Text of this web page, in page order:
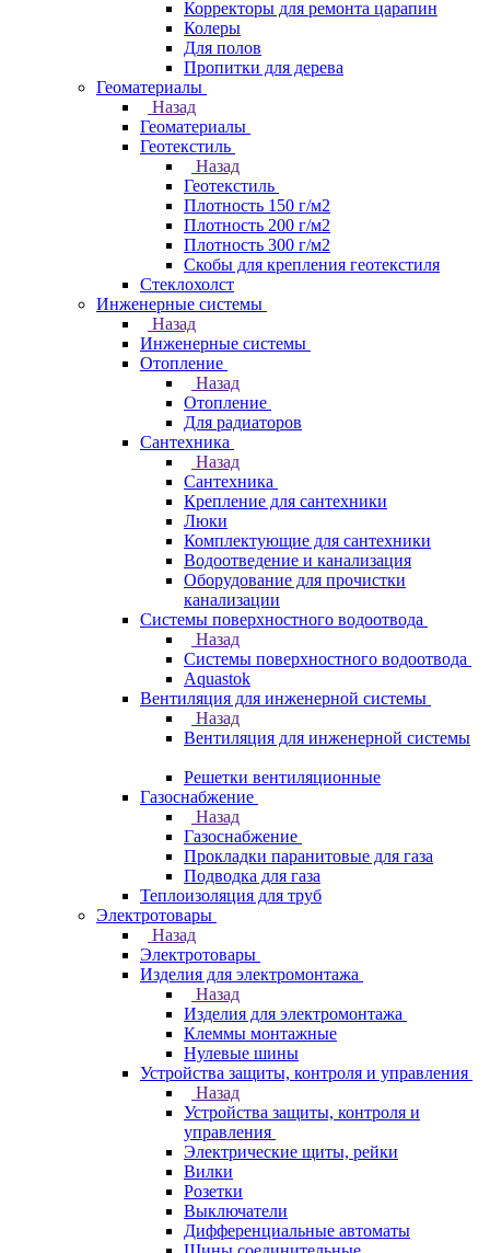
Корректоры для ремонта царапин
Колеры
Для полов
Пропитки для дерева
Геоматериалы
Назад
Геоматериалы
Геотекстиль
Назад
Геотекстиль
Плотность 150 г/м2
Плотность 200 г/м2
Плотность 300 г/м2
Скобы для крепления геотекстиля
Стеклохолст
Инженерные системы
Назад
Инженерные системы
Отопление
Назад
Отопление
Для радиаторов
Сантехника
Назад
Сантехника
Крепление для сантехники
Люки
Комплектующие для сантехники
Водоотведение и канализация
Оборудование для прочистки
канализации
Системы поверхностного водоотвода
Назад
Системы поверхностного водоотвода
Aquastok
Вентиляция для инженерной системы
Назад
Вентиляция для инженерной системы
Решетки вентиляционные
Газоснабжение
Назад
Газоснабжение
Прокладки паранитовые для газа
Подводка для газа
Теплоизоляция для труб
Электротовары
Назад
Электротовары
Изделия для электромонтажа
Назад
Изделия для электромонтажа
Клеммы монтажные
Нулевые шины
Устройства защиты, контроля и управления
Назад
Устройства защиты, контроля и
управления
Электрические щиты, рейки
Вилки
Розетки
Выключатели
Дифференциальные автоматы